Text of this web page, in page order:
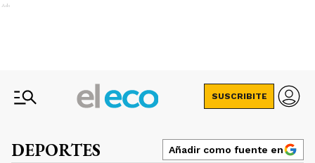
Ads
SUSCRIBITE
DEPORTES Añadir como fuente en